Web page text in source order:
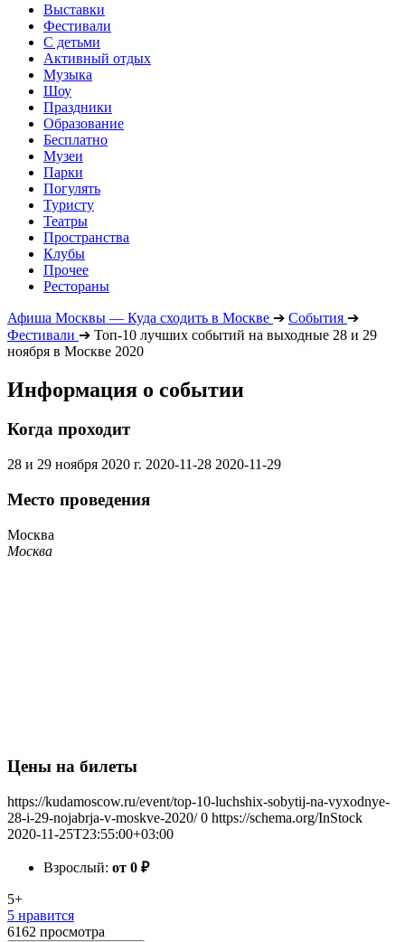
Выставки
Фестивали
С детьми
Активный отдых
Музыка
Шоу
Праздники
Образование
Бесплатно
Музеи
Парки
Погулять
Туристу
Театры
Пространства
Клубы
Прочее
Рестораны
Афиша Москвы — Куда сходить в Москве ➔ События ➔
Фестивали ➔ Топ-10 лучших событий на выходные 28 и 29
ноября в Москве 2020
Информация о событии
Когда проходит
28 и 29 ноября 2020 г. 2020-11-28 2020-11-29
Место проведения
Москва
Москва
Цены на билеты
https://kudamoscow.ru/event/top-10-luchshix-sobytij-na-vyxodnye-
28-i-29-nojabrja-v-moskve-2020/ 0 https://schema.org/InStock
2020-11-25T23:55:00+03:00
Взрослый: от 0 ₽
5+
5 нравится
6162 просмотра